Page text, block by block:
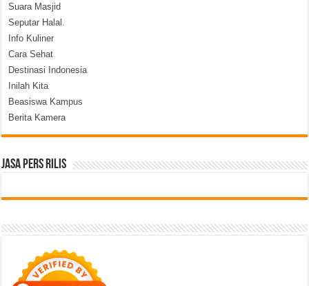
Suara Masjid
Seputar Halal.
Info Kuliner
Cara Sehat
Destinasi Indonesia
Inilah Kita
Beasiswa Kampus
Berita Kamera
Jasa Pers Rilis